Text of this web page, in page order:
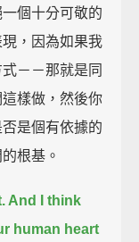
個十分可敬的
，因為如果我
－－那就是同
樣做，然後你
是個有依據的
根基。
And I think
human heart